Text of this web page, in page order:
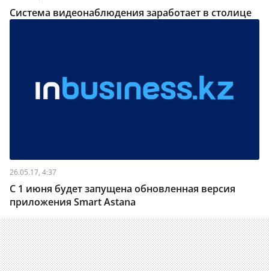
Система видеонаблюдения заработает в столице
26.05.17, 4:37
С 1 июня будет запущена обновленная версия
приложения Smart Astana